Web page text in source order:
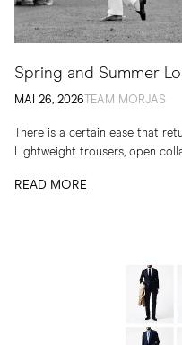
Spring and Summer
MAI 26, 2026 TEAM MORJAS
There is a certain ease that
Lightweight trousers, open
READ MORE